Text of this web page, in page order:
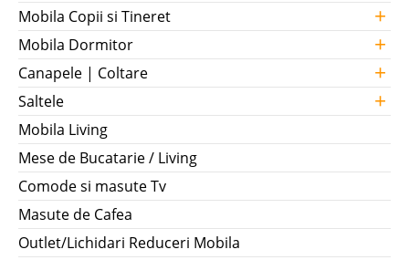
Mobila Copii si Tineret +
Mobila Dormitor +
Canapele | Coltare +
Saltele +
Mobila Living
Mese de Bucatarie / Living
Comode si masute Tv
Masute de Cafea
Outlet/Lichidari Reduceri Mobila